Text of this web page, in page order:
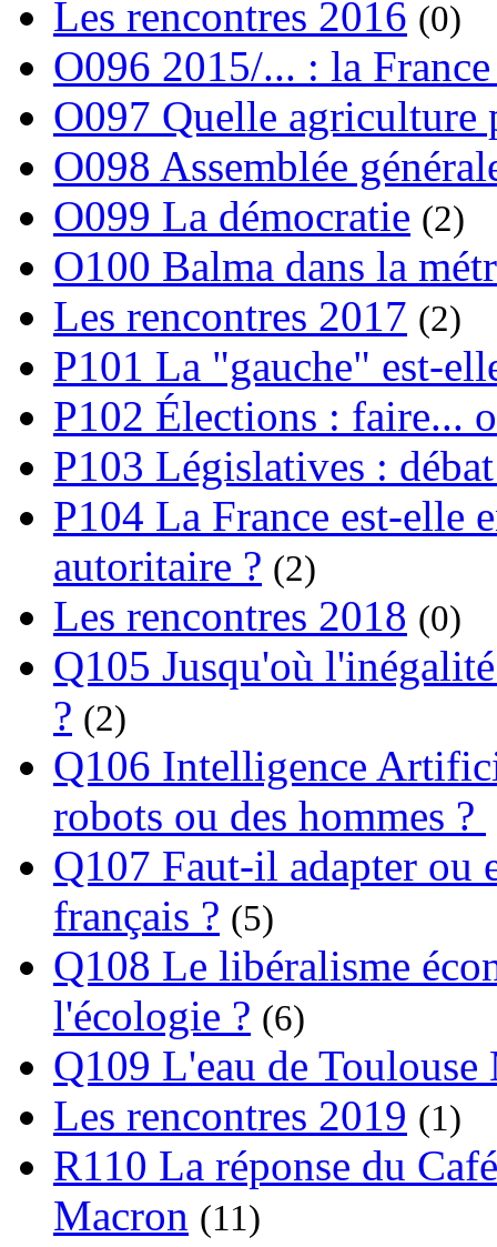
Les rencontres 2016 (0)
O096 2015/... : la
O097 Quelle agriculture
O098 Assemblée
O099 La démocratie (2)
O100 Balma dans la
Les rencontres 2017 (2)
P101 La "gauche" est-
P102 Élections : faire...
P103 Législatives :
P104 La France est-elle
autoritaire ? (2)
Les rencontres 2018 (0)
Q105 Jusqu'où
? (2)
Q106 Intelligence
robots ou des hommes ?
Q107 Faut-il adapter ou
français ? (5)
Q108 Le libéralisme
l'écologie ? (6)
Q109 L'eau de
Les rencontres 2019 (1)
R110 La réponse du
Macron (11)